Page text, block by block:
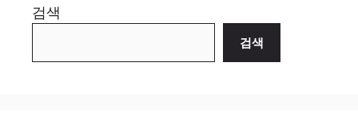
검색
검색